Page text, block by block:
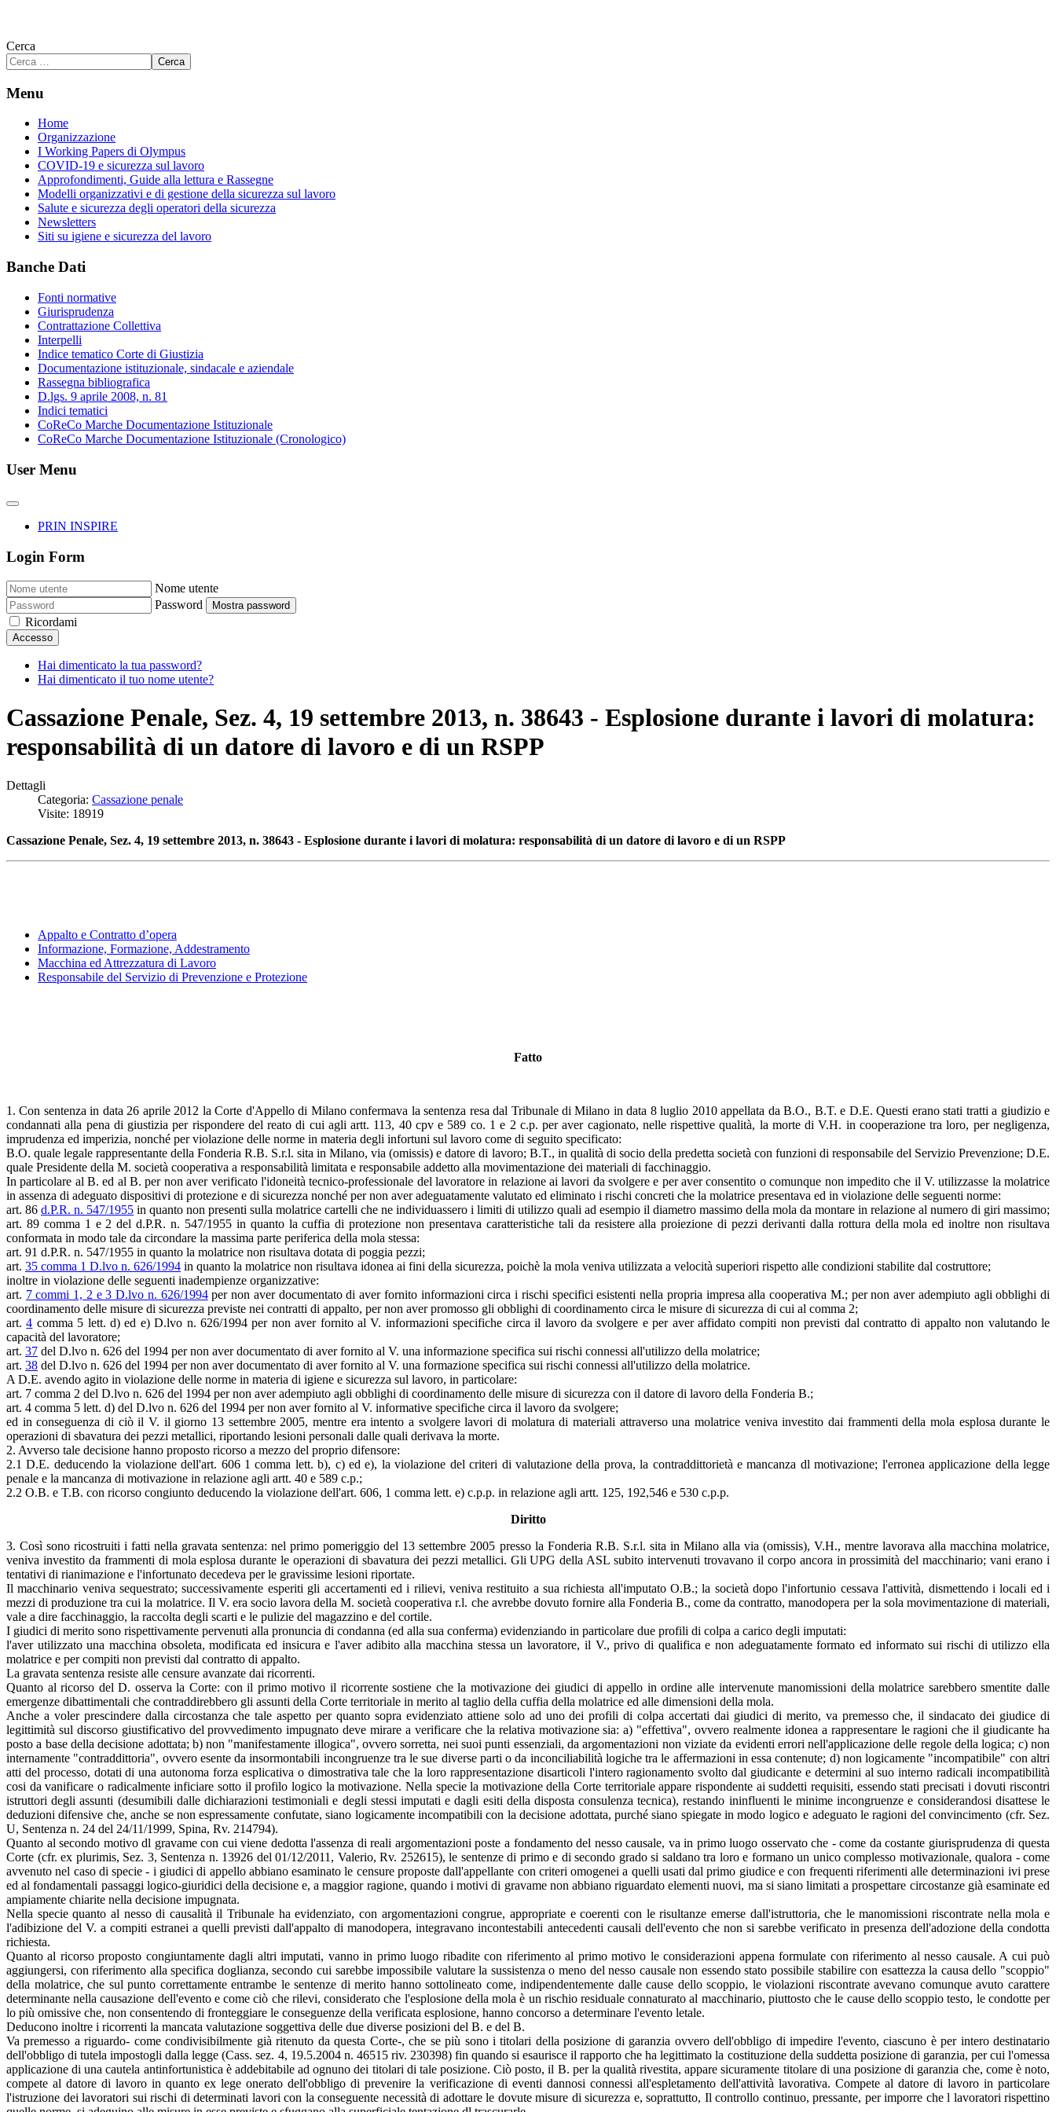
Cerca
Cerca
Menu
Home
Organizzazione
I Working Papers di Olympus
COVID-19 e sicurezza sul lavoro
Approfondimenti, Guide alla lettura e Rassegne
Modelli organizzativi e di gestione della sicurezza sul lavoro
Salute e sicurezza degli operatori della sicurezza
Newsletters
Siti su igiene e sicurezza del lavoro
Banche Dati
Fonti normative
Giurisprudenza
Contrattazione Collettiva
Interpelli
Indice tematico Corte di Giustizia
Documentazione istituzionale, sindacale e aziendale
Rassegna bibliografica
D.lgs. 9 aprile 2008, n. 81
Indici tematici
CoReCo Marche Documentazione Istituzionale
CoReCo Marche Documentazione Istituzionale (Cronologico)
User Menu
PRIN INSPIRE
Login Form
Nome utente
Password
Mostra password
Ricordami
Accesso
Hai dimenticato la tua password?
Hai dimenticato il tuo nome utente?
Cassazione Penale, Sez. 4, 19 settembre 2013, n. 38643 - Esplosione durante i lavori di molatura:
responsabilità di un datore di lavoro e di un RSPP
Dettagli
Categoria: Cassazione penale
Visite: 18919
Cassazione Penale, Sez. 4, 19 settembre 2013, n. 38643 - Esplosione durante i lavori di molatura: responsabilità di un datore di lavoro e di un RSPP
Appalto e Contratto d’opera
Informazione, Formazione, Addestramento
Macchina ed Attrezzatura di Lavoro
Responsabile del Servizio di Prevenzione e Protezione
Fatto
1. Con sentenza in data 26 aprile 2012 la Corte d'Appello di Milano confermava la sentenza resa dal Tribunale di Milano in data 8 luglio 2010 appellata da B.O., B.T. e D.E. Questi erano stati tratti a giudizio e
condannati alla pena di giustizia per rispondere del reato di cui agli artt. 113, 40 cpv e 589 co. 1 e 2 c.p. per aver cagionato, nelle rispettive qualità, la morte di V.H. in cooperazione tra loro, per negligenza,
imprudenza ed imperizia, nonché per violazione delle norme in materia degli infortuni sul lavoro come di seguito specificato:
B.O. quale legale rappresentante della Fonderia R.B. S.r.l. sita in Milano, via (omissis) e datore di lavoro; B.T., in qualità di socio della predetta società con funzioni di responsabile del Servizio Prevenzione; D.E.
quale Presidente della M. società cooperativa a responsabilità limitata e responsabile addetto alla movimentazione dei materiali di facchinaggio.
In particolare al B. ed al B. per non aver verificato l'idoneità tecnico-professionale del lavoratore in relazione ai lavori da svolgere e per aver consentito o comunque non impedito che il V. utilizzasse la molatrice
in assenza di adeguato dispositivi di protezione e di sicurezza nonché per non aver adeguatamente valutato ed eliminato i rischi concreti che la molatrice presentava ed in violazione delle seguenti norme:
art. 86 d.P.R. n. 547/1955 in quanto non presenti sulla molatrice cartelli che ne individuassero i limiti di utilizzo quali ad esempio il diametro massimo della mola da montare in relazione al numero di giri massimo;
art. 89 comma 1 e 2 del d.P.R. n. 547/1955 in quanto la cuffia di protezione non presentava caratteristiche tali da resistere alla proiezione di pezzi derivanti dalla rottura della mola ed inoltre non risultava
conformata in modo tale da circondare la massima parte periferica della mola stessa:
art. 91 d.P.R. n. 547/1955 in quanto la molatrice non risultava dotata di poggia pezzi;
art. 35 comma 1 D.lvo n. 626/1994 in quanto la molatrice non risultava idonea ai fini della sicurezza, poichè la mola veniva utilizzata a velocità superiori rispetto alle condizioni stabilite dal costruttore;
inoltre in violazione delle seguenti inadempienze organizzative:
art. 7 commi 1, 2 e 3 D.lvo n. 626/1994per non aver documentato di aver fornito informazioni circa i rischi specifici esistenti nella propria impresa alla cooperativa M.; per non aver adempiuto agli obblighi di
coordinamento delle misure di sicurezza previste nei contratti di appalto, per non aver promosso gli obblighi di coordinamento circa le misure di sicurezza di cui al comma 2;
art.4 comma 5 lett. d) ed e) D.lvo n. 626/1994 per non aver fornito al V. informazioni specifiche circa il lavoro da svolgere e per aver affidato compiti non previsti dal contratto di appalto non valutando le
capacità del lavoratore;
art. 37 del D.lvo n. 626 del 1994 per non aver documentato di aver fornito al V. una informazione specifica sui rischi connessi all'utilizzo della molatrice;
art. 38 del D.lvo n. 626 del 1994 per non aver documentato di aver fornito al V. una formazione specifica sui rischi connessi all'utilizzo della molatrice.
A D.E. avendo agito in violazione delle norme in materia di igiene e sicurezza sul lavoro, in particolare:
art. 7 comma 2 del D.lvo n. 626 del 1994 per non aver adempiuto agli obblighi di coordinamento delle misure di sicurezza con il datore di lavoro della Fonderia B.;
art. 4 comma 5 lett. d) del D.lvo n. 626 del 1994 per non aver fornito al V. informative specifiche circa il lavoro da svolgere;
ed in conseguenza di ciò il V. il giorno 13 settembre 2005, mentre era intento a svolgere lavori di molatura di materiali attraverso una molatrice veniva investito dai frammenti della mola esplosa durante le
operazioni di sbavatura dei pezzi metallici, riportando lesioni personali dalle quali derivava la morte.
2. Avverso tale decisione hanno proposto ricorso a mezzo del proprio difensore:
2.1 D.E. deducendo la violazione dell'art. 606 1 comma lett. b), c) ed e), la violazione del criteri di valutazione della prova, la contraddittorietà e mancanza dl motivazione; l'erronea applicazione della legge
penale e la mancanza di motivazione in relazione agli artt. 40 e 589 c.p.;
2.2 O.B. e T.B. con ricorso congiunto deducendo la violazione dell'art. 606, 1 comma lett. e) c.p.p. in relazione agli artt. 125, 192,546 e 530 c.p.p.
Diritto
3. Così sono ricostruiti i fatti nella gravata sentenza: nel primo pomeriggio del 13 settembre 2005 presso la Fonderia R.B. S.r.l. sita in Milano alla via (omissis), V.H., mentre lavorava alla macchina molatrice,
veniva investito da frammenti di mola esplosa durante le operazioni di sbavatura dei pezzi metallici. Gli UPG della ASL subito intervenuti trovavano il corpo ancora in prossimità del macchinario; vani erano i
tentativi di rianimazione e l'infortunato decedeva per le gravissime lesioni riportate.
Il macchinario veniva sequestrato; successivamente esperiti gli accertamenti ed i rilievi, veniva restituito a sua richiesta all'imputato O.B.; la società dopo l'infortunio cessava l'attività, dismettendo i locali ed i
mezzi di produzione tra cui la molatrice. Il V. era socio lavora della M. società cooperativa r.l. che avrebbe dovuto fornire alla Fonderia B., come da contratto, manodopera per la sola movimentazione di materiali,
vale a dire facchinaggio, la raccolta degli scarti e le pulizie del magazzino e del cortile.
I giudici di merito sono rispettivamente pervenuti alla pronuncia di condanna (ed alla sua conferma) evidenziando in particolare due profili di colpa a carico degli imputati:
l'aver utilizzato una macchina obsoleta, modificata ed insicura e l'aver adibito alla macchina stessa un lavoratore, il V., privo di qualifica e non adeguatamente formato ed informato sui rischi di utilizzo ella
molatrice e per compiti non previsti dal contratto di appalto.
La gravata sentenza resiste alle censure avanzate dai ricorrenti.
Quanto al ricorso del D. osserva la Corte: con il primo motivo il ricorrente sostiene che la motivazione dei giudici di appello in ordine alle intervenute manomissioni della molatrice sarebbero smentite dalle
emergenze dibattimentali che contraddirebbero gli assunti della Corte territoriale in merito al taglio della cuffia della molatrice ed alle dimensioni della mola.
Anche a voler prescindere dalla circostanza che tale aspetto per quanto sopra evidenziato attiene solo ad uno dei profili di colpa accertati dai giudici di merito, va premesso che, il sindacato dei giudice di
legittimità sul discorso giustificativo del provvedimento impugnato deve mirare a verificare che la relativa motivazione sia: a) "effettiva", ovvero realmente idonea a rappresentare le ragioni che il giudicante ha
posto a base della decisione adottata; b) non "manifestamente illogica", ovvero sorretta, nei suoi punti essenziali, da argomentazioni non viziate da evidenti errori nell'applicazione delle regole della logica; c) non
internamente "contraddittoria", ovvero esente da insormontabili incongruenze tra le sue diverse parti o da inconciliabilità logiche tra le affermazioni in essa contenute; d) non logicamente "incompatibile" con altri
atti del processo, dotati di una autonoma forza esplicativa o dimostrativa tale che la loro rappresentazione disarticoli l'intero ragionamento svolto dal giudicante e determini al suo interno radicali incompatibilità
cosi da vanificare o radicalmente inficiare sotto il profilo logico la motivazione. Nella specie la motivazione della Corte territoriale appare rispondente ai suddetti requisiti, essendo stati precisati i dovuti riscontri
istruttori degli assunti (desumibili dalle dichiarazioni testimoniali e degli stessi imputati e dagli esiti della disposta consulenza tecnica), restando ininfluenti le minime incongruenze e considerandosi disattese le
deduzioni difensive che, anche se non espressamente confutate, siano logicamente incompatibili con la decisione adottata, purché siano spiegate in modo logico e adeguato le ragioni del convincimento (cfr. Sez.
U, Sentenza n. 24 del 24/11/1999, Spina, Rv. 214794).
Quanto al secondo motivo dl gravame con cui viene dedotta l'assenza di reali argomentazioni poste a fondamento del nesso causale, va in primo luogo osservato che - come da costante giurisprudenza di questa
Corte (cfr. ex plurimis, Sez. 3, Sentenza n. 13926 del 01/12/2011, Valerio, Rv. 252615), le sentenze di primo e di secondo grado si saldano tra loro e formano un unico complesso motivazionale, qualora - come
avvenuto nel caso di specie - i giudici di appello abbiano esaminato le censure proposte dall'appellante con criteri omogenei a quelli usati dal primo giudice e con frequenti riferimenti alle determinazioni ivi prese
ed al fondamentali passaggi logico-giuridici della decisione e, a maggior ragione, quando i motivi di gravame non abbiano riguardato elementi nuovi, ma si siano limitati a prospettare circostanze già esaminate ed
ampiamente chiarite nella decisione impugnata.
Nella specie quanto al nesso di causalità il Tribunale ha evidenziato, con argomentazioni congrue, appropriate e coerenti con le risultanze emerse dall'istruttoria, che le manomissioni riscontrate nella mola e
l'adibizione del V. a compiti estranei a quelli previsti dall'appalto di manodopera, integravano incontestabili antecedenti causali dell'evento che non si sarebbe verificato in presenza dell'adozione della condotta
richiesta.
Quanto al ricorso proposto congiuntamente dagli altri imputati, vanno in primo luogo ribadite con riferimento al primo motivo le considerazioni appena formulate con riferimento al nesso causale. A cui può
aggiungersi, con riferimento alla specifica doglianza, secondo cui sarebbe impossibile valutare la sussistenza o meno del nesso causale non essendo stato possibile stabilire con esattezza la causa dello "scoppio"
della molatrice, che sul punto correttamente entrambe le sentenze di merito hanno sottolineato come, indipendentemente dalle cause dello scoppio, le violazioni riscontrate avevano comunque avuto carattere
determinante nella causazione dell'evento e come ciò che rilevi, considerato che l'esplosione della mola è un rischio residuale connaturato al macchinario, piuttosto che le cause dello scoppio testo, le condotte per
lo più omissive che, non consentendo di fronteggiare le conseguenze della verificata esplosione, hanno concorso a determinare l'evento letale.
Deducono inoltre i ricorrenti la mancata valutazione soggettiva delle due diverse posizioni del B. e del B.
Va premesso a riguardo- come condivisibilmente già ritenuto da questa Corte-, che se più sono i titolari della posizione di garanzia ovvero dell'obbligo di impedire l'evento, ciascuno è per intero destinatario
dell'obbligo di tutela impostogli dalla legge (Cass. sez. 4, 19.5.2004 n. 46515 riv. 230398) fin quando si esaurisce il rapporto che ha legittimato la costituzione della suddetta posizione di garanzia, per cui l'omessa
applicazione di una cautela antinfortunistica è addebitabile ad ognuno dei titolari di tale posizione. Ciò posto, il B. per la qualità rivestita, appare sicuramente titolare di una posizione di garanzia che, come è noto,
compete al datore di lavoro in quanto ex lege onerato dell'obbligo di prevenire la verificazione di eventi dannosi connessi all'espletamento dell'attività lavorativa. Compete al datore di lavoro in particolare
l'istruzione dei lavoratori sui rischi di determinati lavori con la conseguente necessità di adottare le dovute misure di sicurezza e, soprattutto, Il controllo continuo, pressante, per imporre che l lavoratori rispettino